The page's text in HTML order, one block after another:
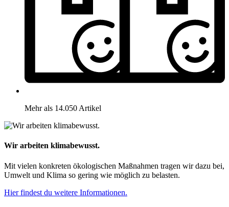
Mehr als 14.050 Artikel
Wir arbeiten klimabewusst.
Mit vielen konkreten ökologischen Maßnahmen tragen wir dazu bei,
Umwelt und Klima so gering wie möglich zu belasten.
Hier findest du weitere Informationen.